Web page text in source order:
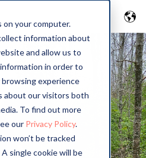
your computer.
information about
and allow us to
in order to
experience
about our visitors both
To find out more
our Privacy Policy.
won’t be tracked
single cookie will be